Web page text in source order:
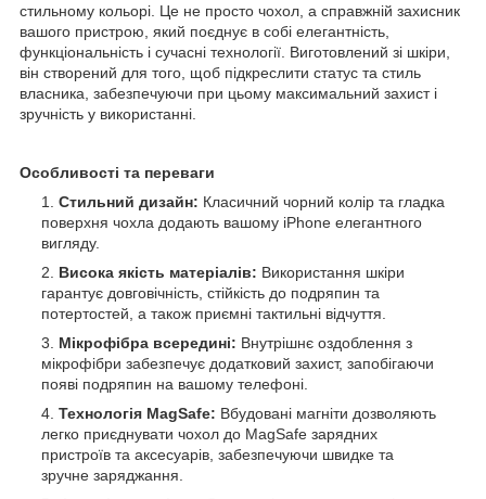
стильному кольорі. Це не просто чохол, а справжній захисник
вашого пристрою, який поєднує в собі елегантність,
функціональність і сучасні технології. Виготовлений зі шкіри,
він створений для того, щоб підкреслити статус та стиль
власника, забезпечуючи при цьому максимальний захист і
зручність у використанні.
Особливості та переваги
Стильний дизайн: Класичний чорний колір та гладка
поверхня чохла додають вашому iPhone елегантного
вигляду.
Висока якість матеріалів: Використання шкіри
гарантує довговічність, стійкість до подряпин та
потертостей, а також приємні тактильні відчуття.
Мікрофібра всередині: Внутрішнє оздоблення з
мікрофібри забезпечує додатковий захист, запобігаючи
появі подряпин на вашому телефоні.
Технологія MagSafe: Вбудовані магніти дозволяють
легко приєднувати чохол до MagSafe зарядних
пристроїв та аксесуарів, забезпечуючи швидке та
зручне заряджання.